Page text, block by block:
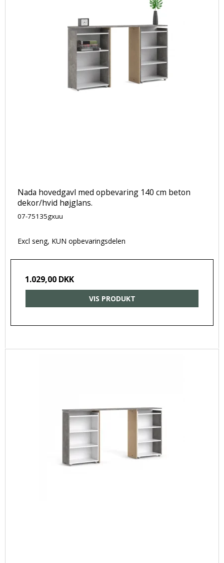
Nada hovedgavl med opbevaring 140 cm beton
dekor/hvid højglans.
07-75135gxuu
Excl seng, KUN opbevaringsdelen
1.029,00 DKK
VIS PRODUKT